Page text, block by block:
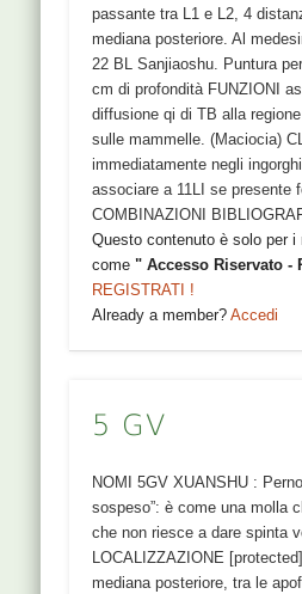
passante tra L1 e L2, 4
mediana posteriore. Al
22 BL Sanjiaoshu. Puntura
cm di profondità FUNZIONI
diffusione qi di TB alla
sulle mammelle. (Maciocia)
immediatamente negli
associare a 11LI se presente
COMBINAZIONI
Questo contenuto è solo per i
come" Accesso Riservato -
REGISTRATI !
Already a member?Accedi
5 GV
NOMI 5GV XUANSHU :
sospeso”: è come una molla
che non riesce a dare spinta
LOCALIZZAZIONE
mediana posteriore, tra le